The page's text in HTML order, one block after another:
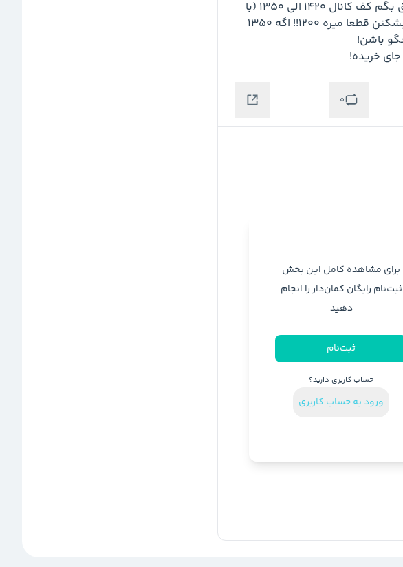
0
برای مشاهده کامل این بخش
ثبت‌نام رایگان کمان‌دار را انجام
دهید
ثبت‌نام
حساب کاربری دارید؟
ورود به حساب کاربری